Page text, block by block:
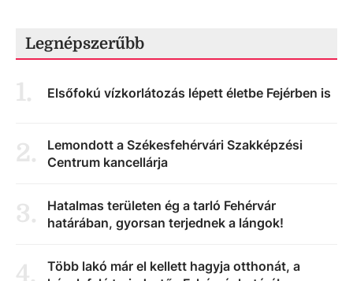
Legnépszerűbb
1. Elsőfokú vízkorlátozás lépett életbe Fejérben is
2.
Lemondott a Székesfehérvári Szakképzési
Centrum kancellárja
3.
Hatalmas területen ég a tarló Fehérvár
határában, gyorsan terjednek a lángok!
4.
Több lakó már el kellett hagyja otthonát, a